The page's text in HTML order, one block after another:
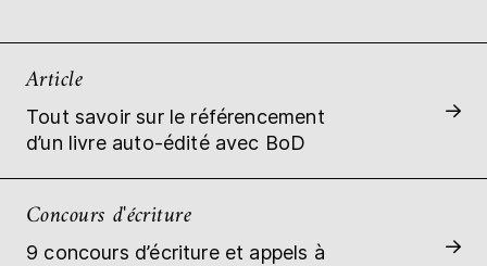
Article
Tout savoir sur le référencement
d’un livre auto-édité avec BoD
Concours d'écriture
9 concours d’écriture et appels à